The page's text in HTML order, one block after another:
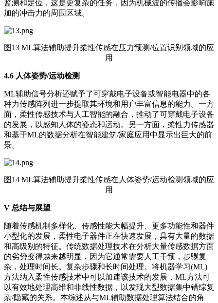
监测和定位，这是更复杂的任务，因为机械波的传播会影响施
加的冲击力的周围区域。
图13 ML算法辅助提升柔性传感在压力预测/位置识别领域的应
用
4.6 人体姿势/运动检测
ML辅助信号分析还赋予了可穿戴电子设备或智能电器中的各
种力传感阵列进一步提取其环境和用户丰富信息的能力。一方
面，柔性传感技术与人工智能的融合，推动了可穿戴电子设备
的发展，以感知人体的姿态和运动。另一方面，柔性力传感器
和基于ML的数据分析在智能建筑/家庭应用中显示出巨大的前
景。
图14 ML算法辅助提升柔性传感在人体姿势/运动检测领域的应
用
V 总结与展望
随着传感机制多样化、传感性能大幅提升、更多功能性和器件
小型化的发展，柔性电子器件正在快速发展，具有大量的数据
和高级别的特征。传统数据处理技术在分析大量传感数据方面
的劣势变得越来越明显，因为它通常需要人工干预，步骤复
杂，处理时间长。复杂步骤和长时间处理。将机器学习(ML)
方法纳入柔性传感技术中可以加速该技术的发展，ML方法可
以有效地处理高维和非线性数据，以发现大型数据集中错综复
杂/隐藏的关系。本综述从与ML辅助数据处理算法结合的角